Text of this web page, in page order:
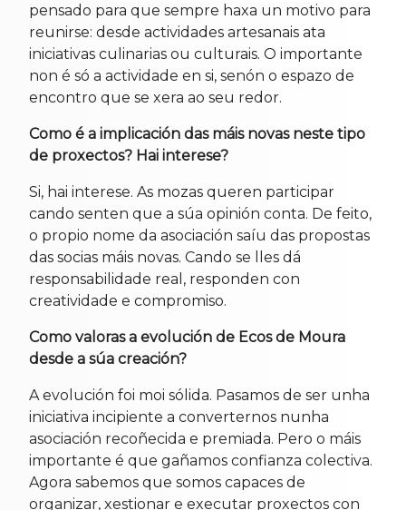
pensado para que sempre haxa un motivo para
reunirse: desde actividades artesanais ata
iniciativas culinarias ou culturais. O importante
non é só a actividade en si, senón o espazo de
encontro que se xera ao seu redor.
Como é a implicación das máis novas neste tipo
de proxectos? Hai interese?
Si, hai interese. As mozas queren participar
cando senten que a súa opinión conta. De feito,
o propio nome da asociación saíu das propostas
das socias máis novas. Cando se lles dá
responsabilidade real, responden con
creatividade e compromiso.
Como valoras a evolución de Ecos de Moura
desde a súa creación?
A evolución foi moi sólida. Pasamos de ser unha
iniciativa incipiente a converternos nunha
asociación recoñecida e premiada. Pero o máis
importante é que gañamos confianza colectiva.
Agora sabemos que somos capaces de
organizar, xestionar e executar proxectos con